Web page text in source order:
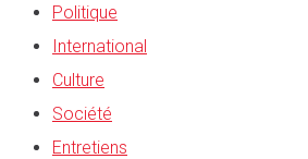
Politique
International
Culture
Société
Entretiens